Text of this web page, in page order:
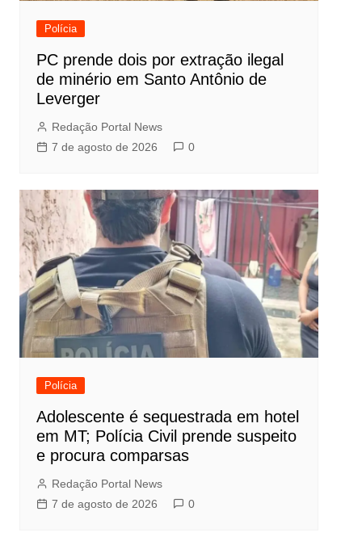
Polícia
PC prende dois por extração ilegal
de minério em Santo Antônio de
Leverger
Redação Portal News
7 de agosto de 2026
0
Polícia
Adolescente é sequestrada em hotel
em MT; Polícia Civil prende suspeito
e procura comparsas
Redação Portal News
7 de agosto de 2026
0